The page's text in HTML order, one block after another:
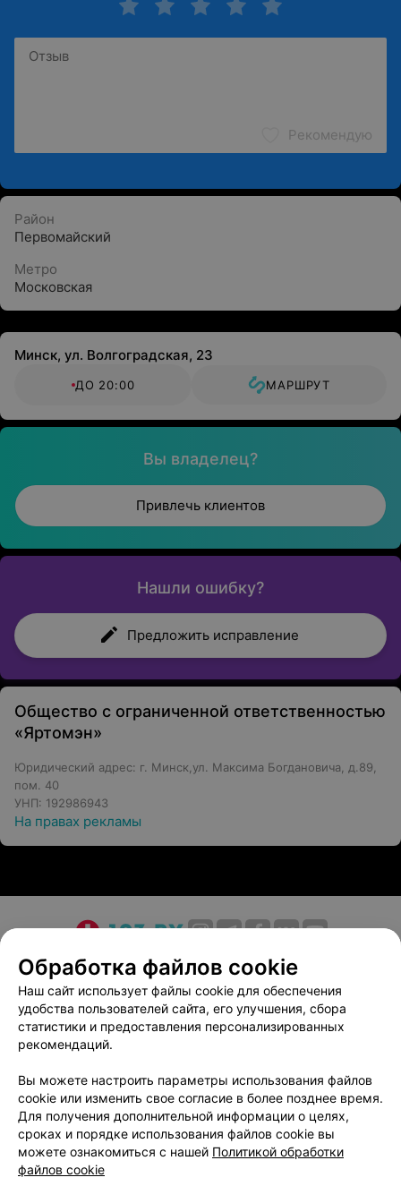
Рекомендую
Район
Первомайский
Метро
Московская
Минск, ул. Волгоградская, 23
ДО 20:00 МАРШРУТ
Вы владелец?
Привлечь клиентов
Нашли ошибку?
Предложить исправление
Общество с ограниченной ответственностью
«Яртомэн»
Юридический адрес: г. Минск,ул. Максима Богдановича, д.89,
пом. 40
УНП: 192986943
На правах рекламы
О проекте Новости проекта
Размещение рекламы
Медицинский маркетинг
Публичный договор
Пользовательское соглашение
Способы оплаты
Вакансии
Партнеры
Написать в поддержку
Персональные настройки cookie
Обработка персональных данных
Обработка файлов cookie
Наш сайт использует файлы cookie для обеспечения
удобства пользователей сайта, его улучшения, сбора
статистики и предоставления персонализированных
рекомендаций.
Вы можете настроить параметры использования файлов
cookie или изменить свое согласие в более позднее время.
Для получения дополнительной информации о целях,
сроках и порядке использования файлов cookie вы
можете ознакомиться с нашей Политикой обработки
файлов cookie